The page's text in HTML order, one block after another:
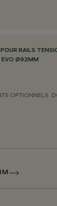
RAILS
EVO Ø92MM
OPTIONNELS